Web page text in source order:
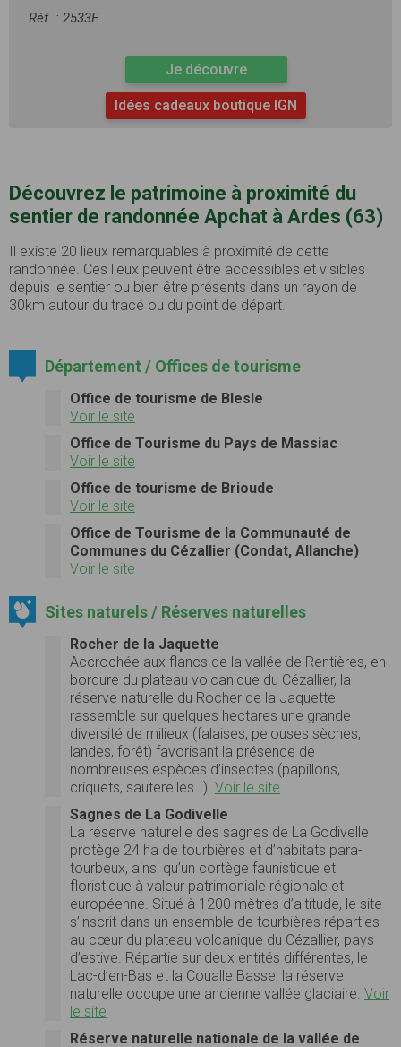
Réf. : 2533E
Je découvre
Idées cadeaux boutique IGN
Découvrez le patrimoine à proximité du
sentier de randonnée Apchat à Ardes (63)
Il existe 20 lieux remarquables à proximité de cette
randonnée. Ces lieux peuvent être accessibles et visibles
depuis le sentier ou bien être présents dans un rayon de
30km autour du tracé ou du point de départ.
Département / Offices de tourisme
Office de tourisme de Blesle
Voir le site
Office de Tourisme du Pays de Massiac
Voir le site
Office de tourisme de Brioude
Voir le site
Office de Tourisme de la Communauté de
Communes du Cézallier (Condat, Allanche)
Voir le site
Sites naturels / Réserves naturelles
Rocher de la Jaquette
Accrochée aux flancs de la vallée de Rentières, en
bordure du plateau volcanique du Cézallier, la
réserve naturelle du Rocher de la Jaquette
rassemble sur quelques hectares une grande
diversité de milieux (falaises, pelouses sèches,
landes, forêt) favorisant la présence de
nombreuses espèces d’insectes (papillons,
criquets, sauterelles…). Voir le site
Sagnes de La Godivelle
La réserve naturelle des sagnes de La Godivelle
protège 24 ha de tourbières et d’habitats para-
tourbeux, ainsi qu’un cortège faunistique et
floristique à valeur patrimoniale régionale et
européenne. Situé à 1200 mètres d’altitude, le site
s’inscrit dans un ensemble de tourbières réparties
au cœur du plateau volcanique du Cézallier, pays
d’estive. Répartie sur deux entités différentes, le
Lac-d’en-Bas et la Coualle Basse, la réserve
naturelle occupe une ancienne vallée glaciaire. Voir
le site
Réserve naturelle nationale de la vallée de